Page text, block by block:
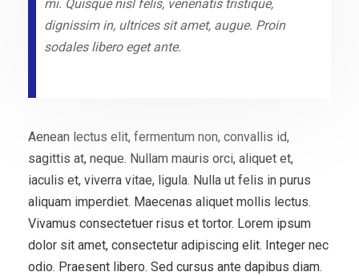
mi. Quisque nisl felis, venenatis tristique,
dignissim in, ultrices sit amet, augue. Proin
sodales libero eget ante.
Aenean lectus elit, fermentum non, convallis id,
sagittis at, neque. Nullam mauris orci, aliquet et,
iaculis et, viverra vitae, ligula. Nulla ut felis in purus
aliquam imperdiet. Maecenas aliquet mollis lectus.
Vivamus consectetuer risus et tortor. Lorem ipsum
dolor sit amet, consectetur adipiscing elit. Integer nec
odio. Praesent libero. Sed cursus ante dapibus diam.